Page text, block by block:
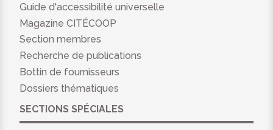
Guide d'accessibilité universelle
Magazine CITÉCOOP
Section membres
Recherche de publications
Bottin de fournisseurs
Dossiers thématiques
SECTIONS SPÉCIALES